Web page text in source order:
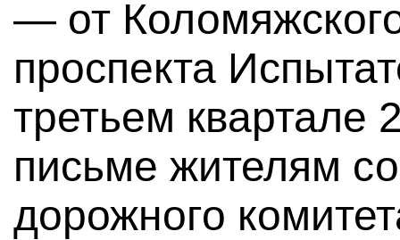
— от
проспекта
третьем квартале
письме жителям
дорожного